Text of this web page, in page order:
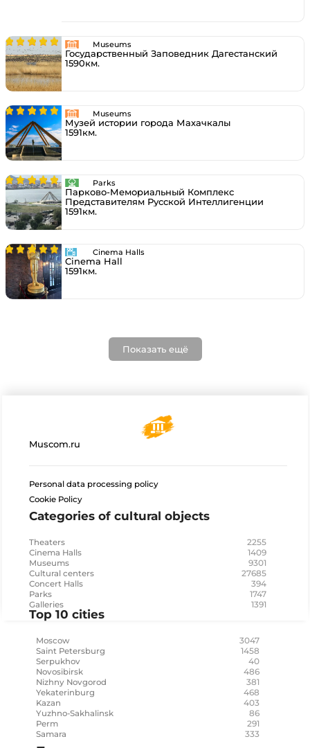
Museums
Государственный Заповедник Дагестанский
1590км.
Museums
Музей истории города Махачкалы
1591км.
Parks
Парково-Мемориальный Комплекс
Представителям Русской Интеллигенции
1591км.
Cinema Halls
Cinema Hall
1591км.
Показать ещё
Muscom.ru
Personal data processing policy
Cookie Policy
Categories of cultural objects
Theaters 2255
Cinema Halls 1409
Museums 9301
Cultural centers 27685
Concert Halls 394
Parks 1747
Galleries 1391
Top 10 cities
Moscow 3047
Saint Petersburg 1458
Serpukhov 40
Novosibirsk 486
Nizhny Novgorod 381
Yekaterinburg 468
Kazan 403
Yuzhno-Sakhalinsk 86
Perm 291
Samara 333